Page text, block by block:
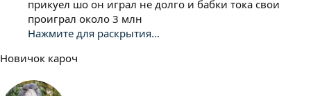
прикуел шо он играл не долго и бабки тока свои
проиграл около 3 млн
Нажмите для раскрытия...
Новичок кароч